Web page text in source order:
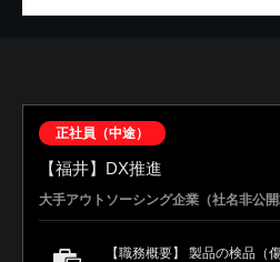
正社員（中途）
【福井】DX推進
大手アウトソーシング企業（社名非公開
【職務概要】 製品の検品（